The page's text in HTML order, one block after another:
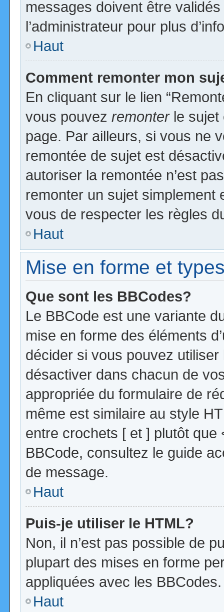
messages doivent être
l’administrateur pour plus
Haut
Comment remonter mon
En cliquant sur le lien
vous pouvez remonterle sujet
page. Par ailleurs, si vous ne
remontée de sujet est
autoriser la remontée n’est
remonter un sujet
vous de respecter les règles
Haut
Mise en forme et
Que sont les BBCodes?
Le BBCode est une variante
mise en forme des éléments
décider si vous pouvez
désactiver dans chacun de
appropriée du formulaire de
même est similaire au style
entre crochets [ et ] plutôt que
BBCode, consultez le guide
de message.
Haut
Puis-je utiliser le HTML?
Non, il n’est pas possible de
plupart des mises en forme
appliquées avec les BBCodes.
Haut